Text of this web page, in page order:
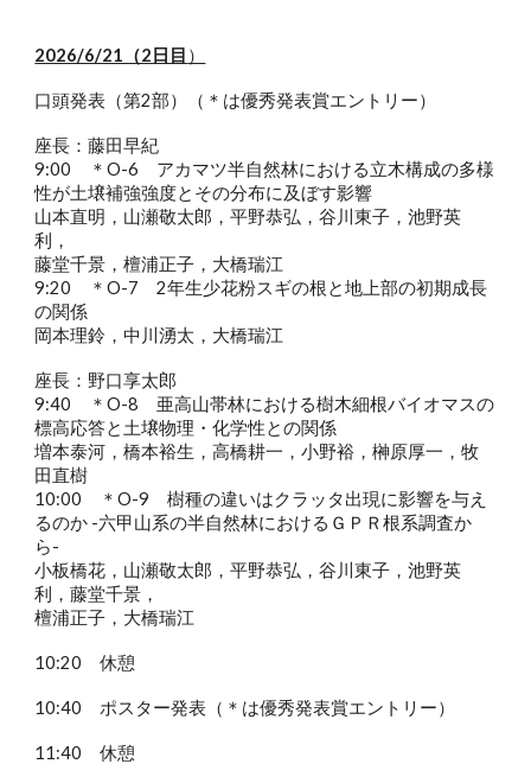
2026/6/21（2日目 ）
口頭発表（第2部）（＊は優秀発表賞エントリー）
座長：藤田早紀
9:00 ＊O-6 アカマツ半自然林における立木構成の多様
性が土壌補強強度とその分布に及ぼす影響
山本直明，山瀬敬太郎，平野恭弘，谷川東子，池野英
利，
藤堂千景，檀浦正子，大橋瑞江
9:20 ＊O-7 2年生少花粉スギの根と地上部の初期成長
の関係
岡本理鈴，中川湧太，大橋瑞江
座長：野口享太郎
9:40 ＊O-8 亜高山帯林における樹木細根バイオマスの
標高応答と土壌物理・化学性との関係
増本泰河，橋本裕生，高橋耕一，小野裕，榊原厚一，牧
田直樹
10:00 ＊O-9 樹種の違いはクラッタ出現に影響を与え
るのか -六甲山系の半自然林におけるＧＰＲ根系調査か
ら-
小板橋花，山瀬敬太郎，平野恭弘，谷川東子，池野英
利，藤堂千景，
檀浦正子，大橋瑞江
10:20 休憩
10:40 ポスター発表（＊は優秀発表賞エントリー）
11:40 休憩